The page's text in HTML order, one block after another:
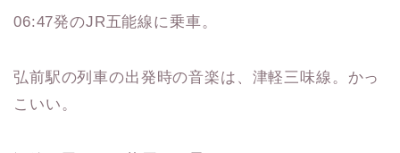
06:47発のJR五能線に乗車。
弘前駅の列車の出発時の音楽は、津軽三味線。かっ
こいい。